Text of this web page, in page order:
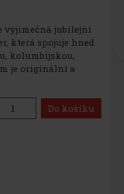
výjimečná jubilejní
která spojuje hned
kolumbijskou,
je originální a
Do košíku